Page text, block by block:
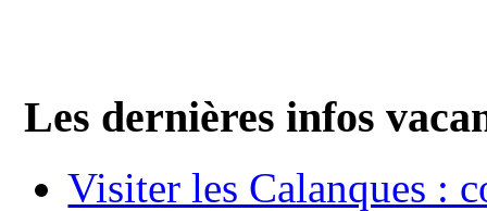
Les dernières infos
Visiter les Calanques :